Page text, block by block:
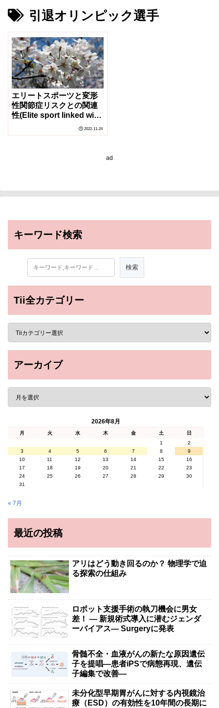
引退オリンピック選手
エリートスポーツと変形
性関節症リスクとの関連
性(Elite sport linked with
2022-11-24
ad
キーワード検索
Tii全カテゴリー
アーカイブ
2026年8月
月 火 水 木 金 土
日
1
2
3
4 5 6 7 8
9
10
11 12 13 14 15
16
17
18 19 20 21 22
23
24
25 26 27 28 29
30
31
« 7月
最近の投稿
アリはどう動き回るのか？ 物理学で迫
る探索の仕組み
ロボット支援手術の執刀機会に男女
差！ — 新規術式導入に潜むジェンダ
ーバイアス— Surgeryに発表
骨髄不全・血液がんの新たな原因遺伝
子を提唱―患者iPSで病態再現、遺伝
子編集で改善―
未分化型早期胃がんに対する内視鏡治
療（ESD）の有効性を10年間の長期に